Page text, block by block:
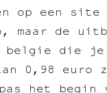
//«═┼┌★//
//¶┌█╗□//  tout
//†═▓·¶//
//
DONNE-NOUS
TON POGNON
op een site
maar de
belgie die
0,98 euro
het begin